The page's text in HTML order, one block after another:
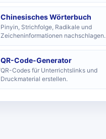
Chinesisches Wörterbuch
Pinyin, Strichfolge, Radikale und
Zeicheninformationen nachschlagen.
QR-Code-Generator
QR-Codes für Unterrichtslinks und
Druckmaterial erstellen.